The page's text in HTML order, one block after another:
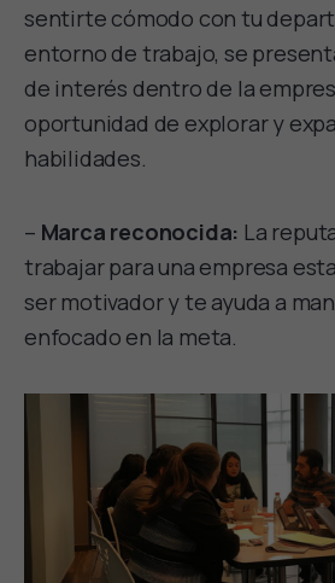
sentirte cómodo con tu
entorno de trabajo, se
de interés dentro de la
oportunidad de explorar y
habilidades.
– Marca reconocida: La
trabajar para una empresa
ser motivador y te ayuda a
enfocado en la meta.